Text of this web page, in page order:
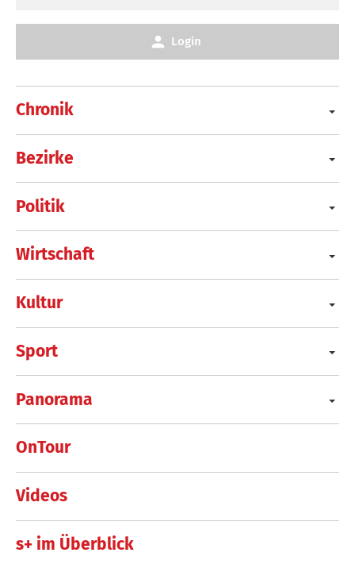
Chronik
Bezirke
Politik
Wirtschaft
Kultur
Sport
Panorama
OnTour
Videos
s+ im Überblick
Login